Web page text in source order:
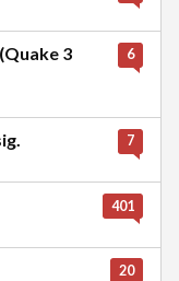
3
6
7
401
20